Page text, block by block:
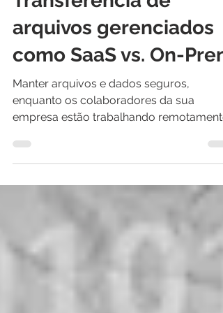
Transferência de
arquivos gerenciados
como SaaS vs. On-Prem
Manter arquivos e dados seguros,
enquanto os colaboradores da sua
empresa estão trabalhando remotamente